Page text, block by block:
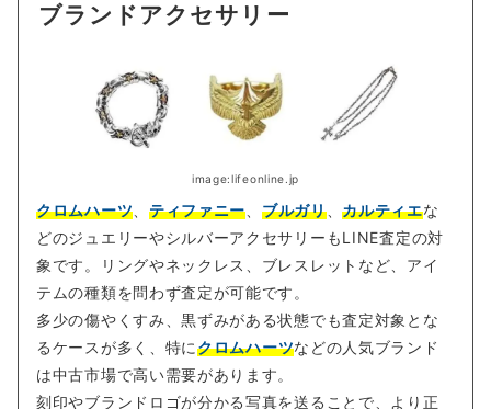
ブランドアクセサリー
image:lifeonline.jp
クロムハーツ ティファニー ブルガリ、カルティエな
どのジュエリーやシルバーアクセサリーもLINE査定の対
象です。リングやネックレス、ブレスレットなど、アイ
テムの種類を問わず査定が可能です。
多少の傷やくすみ、黒ずみがある状態でも査定対象とな
るケースが多く、特にクロムハーツなどの人気ブランド
は中古市場で高い需要があります。
刻印やブランドロゴが分かる写真を送ることで、より正